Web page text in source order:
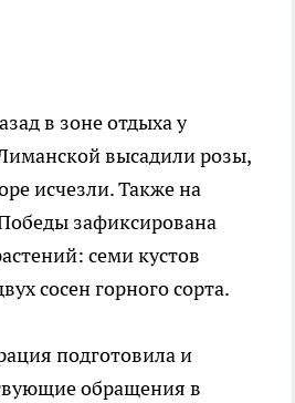
в зоне отдыха у
высадили розы,
исчезли. Также на
зафиксирована
семи кустов
сосен горного сорта.
подготовила и
обращения в